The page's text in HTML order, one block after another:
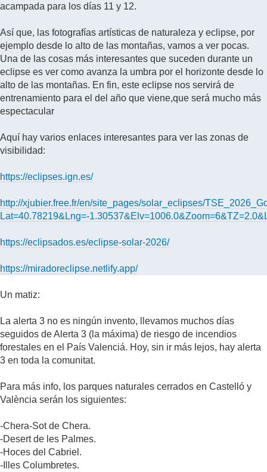
acampada para los días 11 y 12.
Así que, las fotografías artísticas de naturaleza y eclipse, por
ejemplo desde lo alto de las montañas, vamos a ver pocas.
Una de las cosas más interesantes que suceden durante un
eclipse es ver como avanza la umbra por el horizonte desde lo
alto de las montañas. En fin, este eclipse nos servirá de
entrenamiento para el del año que viene,que será mucho más
espectacular
Aquí hay varios enlaces interesantes para ver las zonas de
visibilidad:
https://eclipses.ign.es/
http://xjubier.free.fr/en/site_pages/solar_eclipses/
Lat=40.78219&Lng=-
https://eclipsados.es/eclipse-solar-2026/
https://miradoreclipse.netlify.app/
Un matiz:
La alerta 3 no es ningún invento, llevamos muchos días
seguidos de Alerta 3 (la máxima) de riesgo de incendios
forestales en el País Valenciá. Hoy, sin ir más lejos, hay alerta
3 en toda la comunitat.
Para más info, los parques naturales cerrados en Castelló y
València serán los siguientes:
-Chera-Sot de Chera.
-Desert de les Palmes.
-Hoces del Cabriel.
-Illes Columbretes.